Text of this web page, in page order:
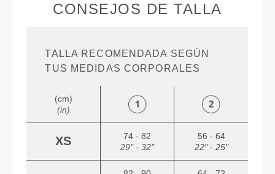
CONSEJOS DE TALLA
TALLA RECOMENDADA SEGÚN
TUS MEDIDAS CORPORALES
(cm)
(in)
XS
74 - 82
29" - 32"
56 - 64
22" - 25"